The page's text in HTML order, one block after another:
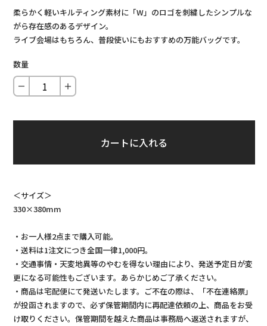
柔らかく軽いキルティング素材に「W」のロゴを刺繍したシンプルな
がら存在感のあるデザイン。
ライブ会場はもちろん、普段使いにもおすすめの万能バッグです。
数量
－ ＋
カートに入れる
＜サイズ＞
330×380mm
・お一人様2点まで購入可能。
・送料は1注文につき全国一律1,000円。
・交通事情・天変地異等のやむを得ない理由により、発送予定日が変
更になる可能性もございます。あらかじめご了承ください。
・商品は宅配便にて発送いたします。ご不在の際は、「不在連絡票」
が投函されますので、必ず保管期間内に再配達依頼の上、商品をお受
け取りください。保管期間を越えた商品は事務局へ返送されますが、